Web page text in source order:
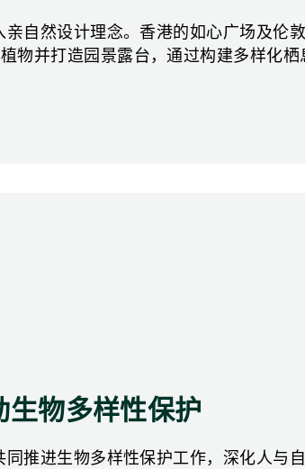
自然设计理念。香港的如心广场及伦
物并打造园景露台，通过构建多样化栖
生物多样性保护
推进生物多样性保护工作，深化人与